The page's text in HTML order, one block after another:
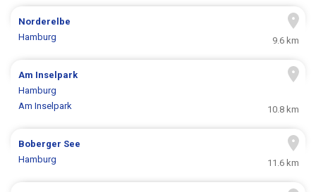
Norderelbe
Hamburg
9.6 km
Am Inselpark
Hamburg
Am Inselpark
10.8 km
Boberger See
Hamburg
11.6 km